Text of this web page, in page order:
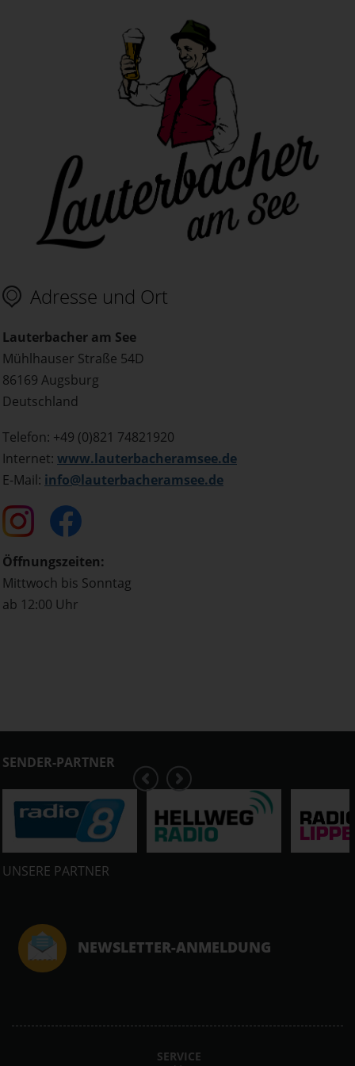
Adresse und Ort
Lauterbacher am See
Mühlhauser Straße 54D
86169 Augsburg
Deutschland
Telefon: +49 (0)821 74821920
Internet: www.lauterbacheramsee.de
E-Mail: info@lauterbacheramsee.de
Öffnungszeiten:
Mittwoch bis Sonntag
ab 12:00 Uhr
SENDER-PARTNER
UNSERE PARTNER
NEWSLETTER-ANMELDUNG
SERVICE